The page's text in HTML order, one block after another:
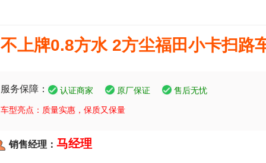
不上牌0.8方水 2方尘福田小卡扫路
服务保障： 认证商家 原厂保证 售后无忧
车型亮点：质量实惠，保质又保量
销售经理： 马经理